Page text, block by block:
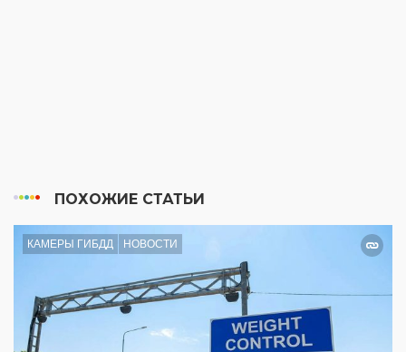
ПОХОЖИЕ СТАТЬИ
КАМЕРЫ ГИБДД НОВОСТИ